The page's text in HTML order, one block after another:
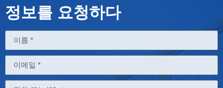
정보를 요청하다